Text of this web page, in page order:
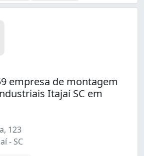
empresa de montagem
Itajaí SC em
123
- SC